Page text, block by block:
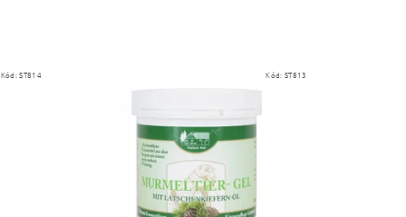
Kód:ST814 Kód:ST813